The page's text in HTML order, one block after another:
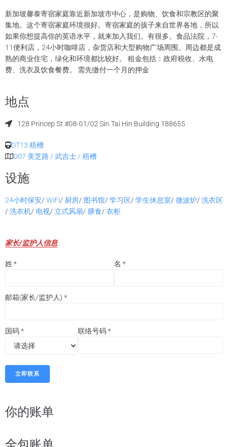
新加坡馨泰寄宿家庭靠近新加坡市中心，是购物、饮食和宗教区的聚
集地。这个寄宿家庭环境很好。寄宿家庭的孩子来自世界各地，所以
如果你想提高你的英语水平，就来加入我们。有很多。食品法院，7-
11便利店，24小时咖啡店，杂货店和大型购物广场周围。周边都是成
熟的商业住宅，绿化和环境都比较好。 租金包括：政府税收、水电
费、洗衣及饮食餐费。 需先缴付一个月的押金
地点
128 Princep St #08-01/02 Sin Tai Hin Building 188655
DT13 梧槽
D07 美芝路 / 武吉士 / 梧槽
设施
24小时保安/ WiFi/ 厨房/ 图书馆/ 学习区/ 学生休息室/ 微波炉/ 洗衣区
/ 洗衣机/ 电视/ 立式风扇/ 膳食/ 衣柜
家长/监护人信息
姓 * 名 *
邮箱(家长/监护人) *
国码* 联络号码*
立即联系
你的账单